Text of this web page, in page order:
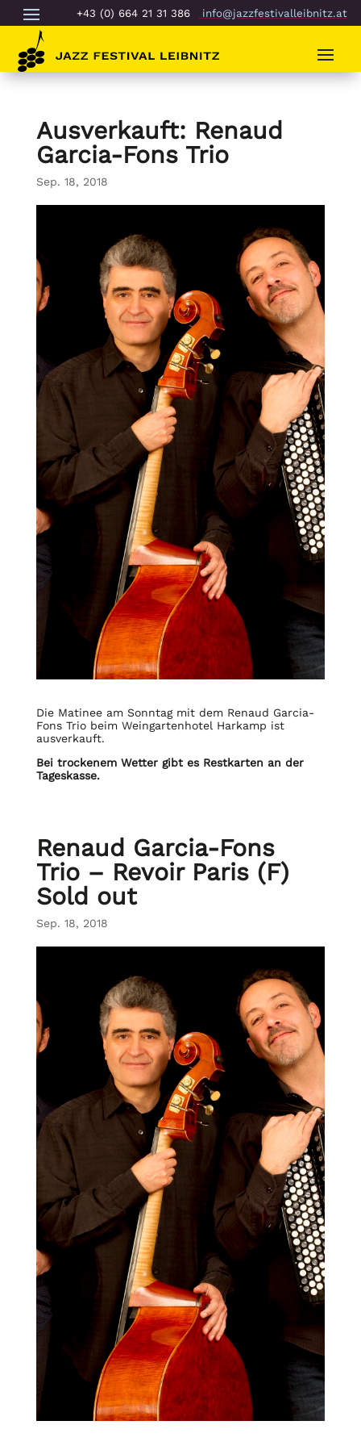
+43 (0) 664 21 31 386 info@jazzfestivalleibnitz.at
Ausverkauft: Renaud
Garcia-Fons Trio
Sep. 18, 2018
Die Matinee am Sonntag mit dem Renaud Garcia-
Fons Trio beim Weingartenhotel Harkamp ist
ausverkauft.
Bei trockenem Wetter gibt es Restkarten an der
Tageskasse.
Renaud Garcia-Fons
Trio – Revoir Paris (F)
Sold out
Sep. 18, 2018